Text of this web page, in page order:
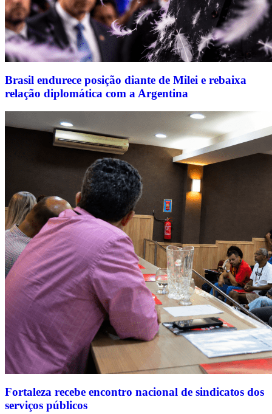
Brasil endurece posição diante de Milei e rebaixa
relação diplomática com a Argentina
Fortaleza recebe encontro nacional de sindicatos dos
serviços públicos